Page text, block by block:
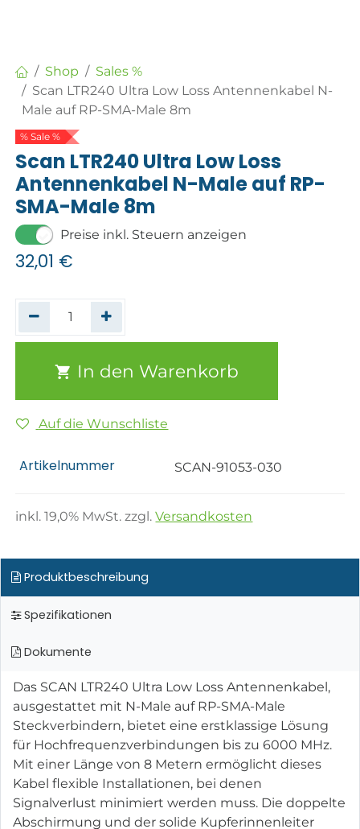
Shop
Sales %
Scan LTR240 Ultra Low Loss Antennenkabel N-
Male auf RP-SMA-Male 8m
% Sale %
Scan LTR240 Ultra Low Loss
Antennenkabel N-Male auf RP-
SMA-Male 8m
Preise inkl. Steuern anzeigen
32,01 €
In den Warenkorb
Auf die Wunschliste
Artikelnummer SCAN-91053-030
inkl.19,0% MwSt. zzgl.Versandkosten
Produktbeschreibung
Spezifikationen
Dokumente
Das SCAN LTR240 Ultra Low Loss Antennenkabel,
ausgestattet mit N-Male auf RP-SMA-Male
Steckverbindern, bietet eine erstklassige Lösung
für Hochfrequenzverbindungen bis zu 6000 MHz.
Mit einer Länge von 8 Metern ermöglicht dieses
Kabel flexible Installationen, bei denen
Signalverlust minimiert werden muss. Die doppelte
Abschirmung und der solide Kupferinnenleiter